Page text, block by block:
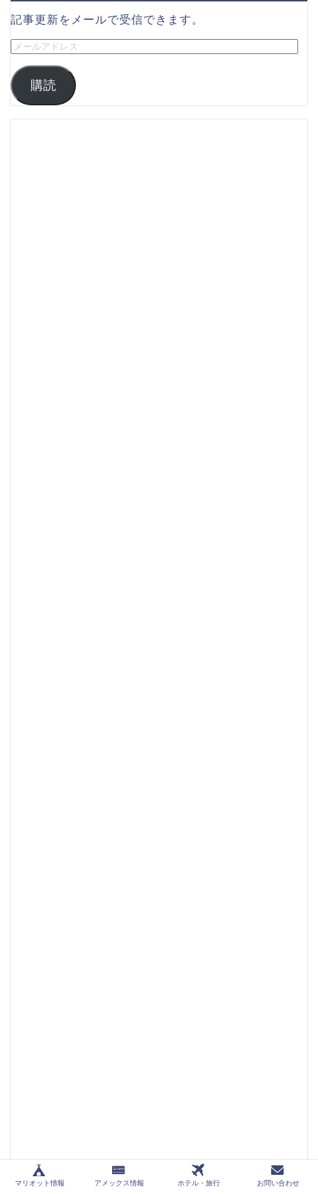
記事更新をメールで受信できます。
購読
マリオット情報 アメックス情報 ホテル・旅行 お問い合わせ